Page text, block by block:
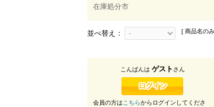
在庫処分市
並べ替え： [ 商品名の
こんばんは ゲスト さん
会員の方はこちらからログインしてくださ